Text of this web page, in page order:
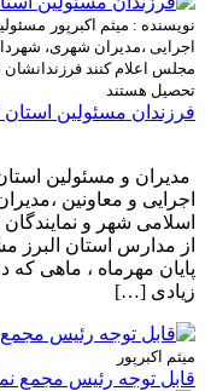
نویسنده : میثم اکبرپور
اجرایی ،مدیران شهری،
مجلس اعلام کنند
تحصیل هستند
فرزندان مسئولین
مدیران و مسئولین
اجرایی و معاونین
اسلامی شهر و
از مدارس استان البرز
پایان مهرماه ، ماهی
زیادی […]
میثم اکبرپور
قابل توجه رئیس مجمع